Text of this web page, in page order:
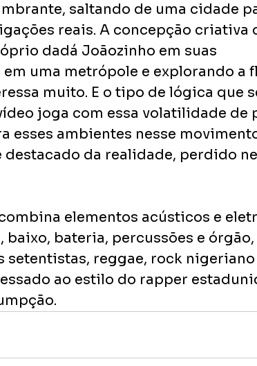
saltando de uma cidade
reais. A concepção criativa
dadá Joãozinho em suas
uma metrópole e explorando a
muito. E o tipo de lógica que
joga com essa volatilidade de
esses ambientes nesse
da realidade, perdido
elementos acústicos e
bateria, percussões e órgão,
setentistas, reggae, rock nigeriano
ao estilo do rapper